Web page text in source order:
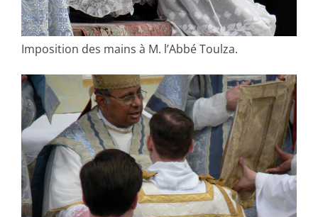
Imposition des mains à M. l’Abbé Toulza.